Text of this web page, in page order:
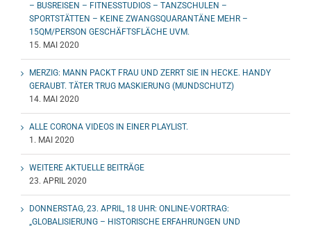
– BUSREISEN – FITNESSTUDIOS – TANZSCHULEN –
SPORTSTÄTTEN – KEINE ZWANGSQUARANTÄNE MEHR –
15QM/PERSON GESCHÄFTSFLÄCHE UVM.
15. MAI 2020
MERZIG: MANN PACKT FRAU UND ZERRT SIE IN HECKE. HANDY
GERAUBT. TÄTER TRUG MASKIERUNG (MUNDSCHUTZ)
14. MAI 2020
ALLE CORONA VIDEOS IN EINER PLAYLIST.
1. MAI 2020
WEITERE AKTUELLE BEITRÄGE
23. APRIL 2020
DONNERSTAG, 23. APRIL, 18 UHR: ONLINE-VORTRAG:
„GLOBALISIERUNG – HISTORISCHE ERFAHRUNGEN UND